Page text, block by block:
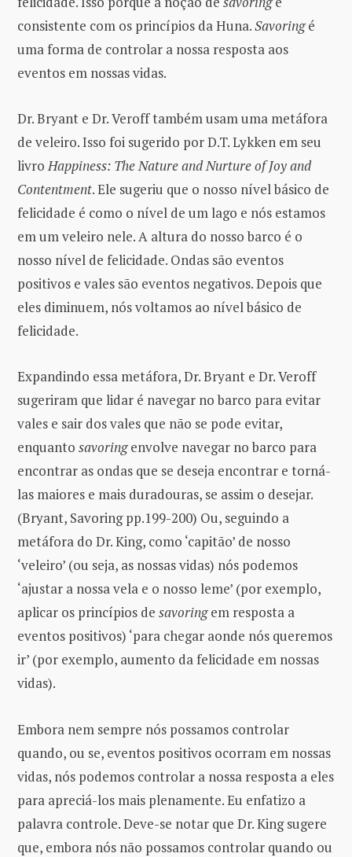
consistente com os princípios da Huna.Savoringé
uma forma de controlar a nossa resposta aos
eventos em nossas vidas.
Dr. Bryant e Dr. Veroff também usam uma metáfora
de veleiro. Isso foi sugerido por D.T. Lykken em seu
livroHappiness: The Nature and Nurture of Joy and
Contentment. Ele sugeriu que o nosso nível básico de
felicidade é como o nível de um lago e nós estamos
em um veleiro nele. A altura do nosso barco é o
nosso nível de felicidade. Ondas são eventos
positivos e vales são eventos negativos. Depois que
eles diminuem, nós voltamos ao nível básico de
felicidade.
Expandindo essa metáfora, Dr. Bryant e Dr. Veroff
sugeriram que lidar é navegar no barco para evitar
vales e sair dos vales que não se pode evitar,
enquanto savoringenvolve navegar no barco para
encontrar as ondas que se deseja encontrar e torná-
las maiores e mais duradouras, se assim o desejar.
(Bryant, Savoring pp.199-200) Ou, seguindo a
metáfora do Dr. King, como ‘capitão’ de nosso
‘veleiro’ (ou seja, as nossas vidas) nós podemos
‘ajustar a nossa vela e o nosso leme’ (por exemplo,
aplicar os princípios de savoringem resposta a
eventos positivos) ‘para chegar aonde nós queremos
ir’ (por exemplo, aumento da felicidade em nossas
vidas).
Embora nem sempre nós possamos controlar
quando, ou se, eventos positivos ocorram em nossas
vidas, nós podemos controlar a nossa resposta a eles
para apreciá-los mais plenamente. Eu enfatizo a
palavra controle. Deve-se notar que Dr. King sugere
que, embora nós não possamos controlar quando ou